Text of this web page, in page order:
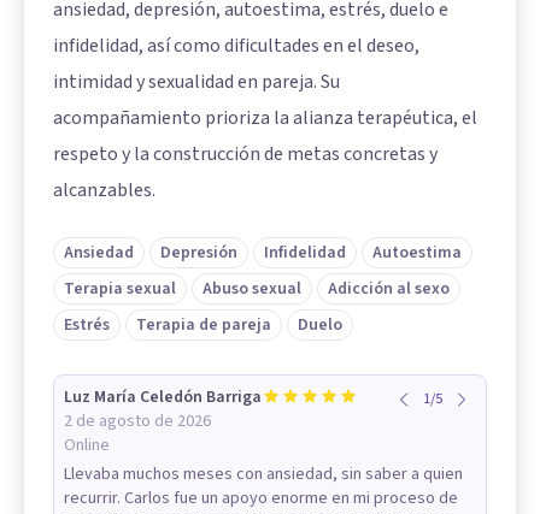
ansiedad, depresión, autoestima, estrés, duelo e
infidelidad, así como dificultades en el deseo,
intimidad y sexualidad en pareja. Su
acompañamiento prioriza la alianza terapéutica, el
respeto y la construcción de metas concretas y
alcanzables.
Ansiedad Depresión Infidelidad
Autoestima
Terapia sexual
Abuso sexual
Adicción al sexo
Estrés
Terapia de pareja Duelo
Luz María Celedón Barriga
2 de agosto de 2026
Online
1/5
Llevaba muchos meses con ansiedad, sin saber a quien
recurrir. Carlos fue un apoyo enorme en mi proceso de